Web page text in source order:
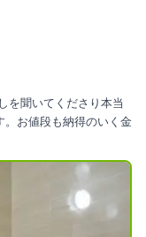
を聞いてくださり本当
お値段も納得のいく金